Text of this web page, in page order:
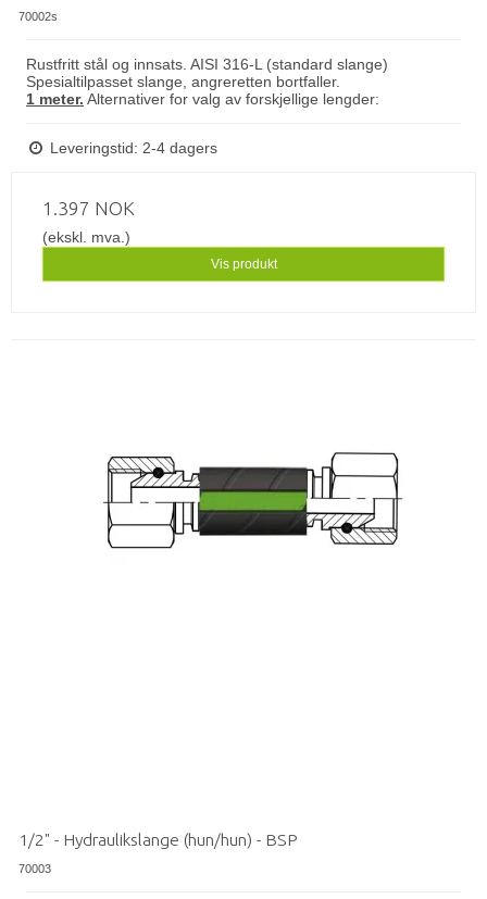
70002s
Rustfritt stål og innsats. AISI 316-L (standard slange)
Spesialtilpasset slange, angreretten bortfaller.
1 meter. Alternativer for valg av forskjellige lengder:
Leveringstid: 2-4 dagers
1.397 NOK
(ekskl. mva.)
Vis produkt
1/2" - Hydraulikslange (hun/hun) - BSP
70003